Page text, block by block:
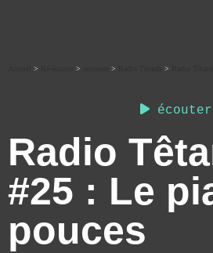
écouter
> > > >
Radio
#25 : Le
pouces